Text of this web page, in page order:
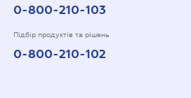
0-800-210-103
Підбір продуктів та рішень
0-800-210-102